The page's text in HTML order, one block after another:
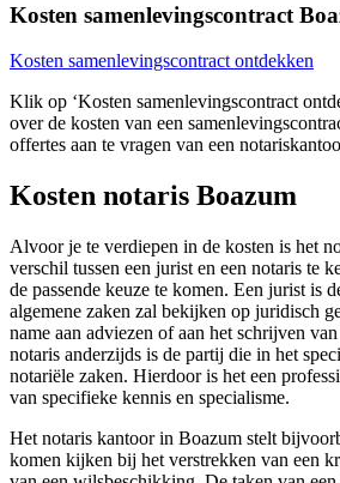
Kosten samenlevingscontract
Kosten samenlevingscontract ontdekken
Klik op ‘Kosten samenlevingscontract
over de kosten van een
offertes aan te vragen van een
Kosten notaris Boazum
Alvoor je te verdiepen in de kosten is het
verschil tussen een jurist en een notaris te
de passende keuze te komen. Een jurist is
algemene zaken zal bekijken op juridisch
name aan adviezen of aan het schrijven
notaris anderzijds is de partij die in het
notariële zaken. Hierdoor is het een
van specifieke kennis en specialisme.
Het notaris kantoor in Boazum stelt
komen kijken bij het verstrekken van een